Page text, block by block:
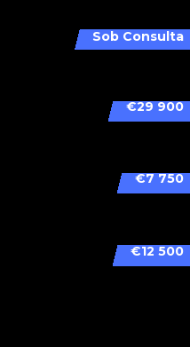
Sob Consulta
€29 900
€7 750
€12 500